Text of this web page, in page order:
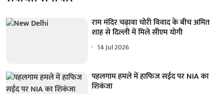
राम मंदिर चढ़ावा चोरी विवाद के बीच अमित
शाह से दिल्ली में मिले सीएम योगी
14 Jul 2026
पहलगाम हमले में हाफिज सईद पर NIA का
शिकंजा